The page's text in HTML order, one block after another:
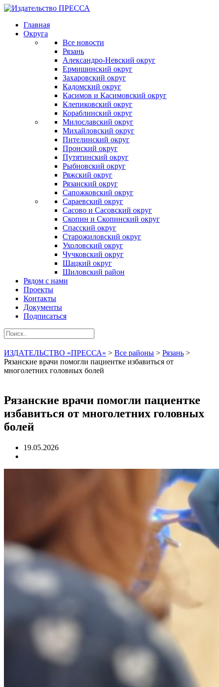
Главная
Округа
Все новости
Рязань
Александро-Невский округ
Ермишинский округ
Захаровский округ
Кадомский округ
Касимов и Касимовский округ
Клепиковский округ
Кораблинский округ
Милославский округ
Михайловский округ
Пителинский округ
Пронский округ
Путятинский округ
Рыбновский округ
Ряжский округ
Рязанский округ
Сапожковский округ
Сараевский округ
Сасово и Сасовский округ
Скопин и Скопинский округ
Спасский округ
Старожиловский округ
Ухоловский округ
Чучковский округ
Шацкий округ
Шиловский район
Рядом с нами
Проекты
Контакты
Документы
Подписаться
ИЗДАТЕЛЬСТВО «ПРЕССА» > Все районы > Рязань >
Рязанские врачи помогли пациентке избавиться от
многолетних головных болей
Рязанские врачи помогли пациентке
избавиться от многолетних головных
болей
19.05.2026